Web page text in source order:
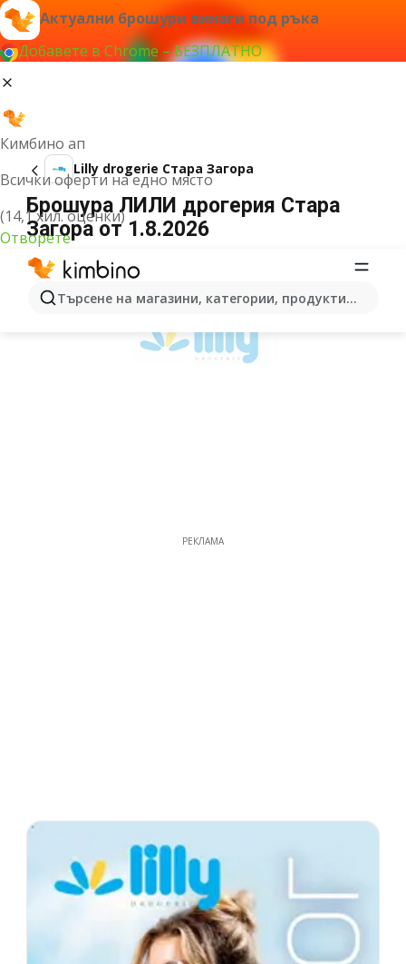
Актуални брошури винаги под ръка
Добавете в Chrome – БЕЗПЛАТНО
Кимбино ап
Всички оферти на едно място
(14,1 хил. оценки)
Отворете
Търсене на магазини, категории, продукти...
Lilly drogerie Стара Загора
Брошура ЛИЛИ дрогерия Стара
Загора от 1.8.2026
РЕКЛАМА